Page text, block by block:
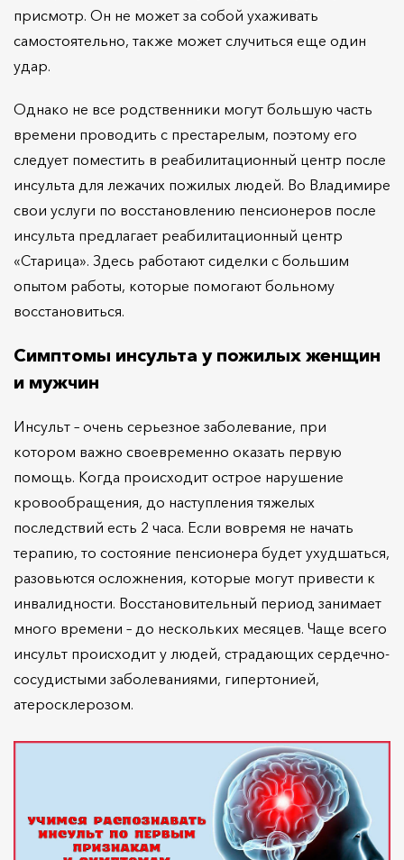
присмотр. Он не может за собой ухаживать
самостоятельно, также может случиться еще один
удар.
Однако не все родственники могут большую часть
времени проводить с престарелым, поэтому его
следует поместить в реабилитационный центр после
инсульта для лежачих пожилых людей. Во Владимире
свои услуги по восстановлению пенсионеров после
инсульта предлагает реабилитационный центр
«Старица». Здесь работают сиделки с большим
опытом работы, которые помогают больному
восстановиться.
Симптомы инсульта у пожилых женщин
и мужчин
Инсульт – очень серьезное заболевание, при
котором важно своевременно оказать первую
помощь. Когда происходит острое нарушение
кровообращения, до наступления тяжелых
последствий есть 2 часа. Если вовремя не начать
терапию, то состояние пенсионера будет ухудшаться,
разовьются осложнения, которые могут привести к
инвалидности. Восстановительный период занимает
много времени – до нескольких месяцев. Чаще всего
инсульт происходит у людей, страдающих сердечно-
сосудистыми заболеваниями, гипертонией,
атеросклерозом.